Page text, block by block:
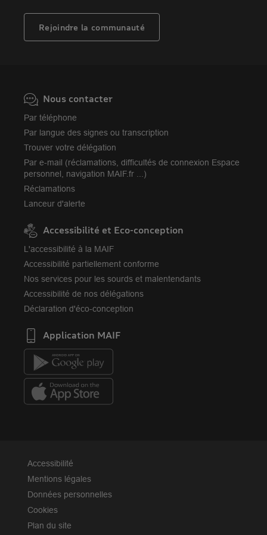
MAIF Impact
Assurance vie
Plan d'épargne retraite (PER)
Rejoindre la communauté
Nous contacter
Par téléphone
Par langue des signes ou transcription
Trouver votre délégation
Par e-mail (réclamations, difficultés de connexion Espace
personnel, navigation MAIF.fr ...)
Réclamations
Lanceur d'alerte
Accessibilité et Eco-conception
L'accessibilité à la MAIF
Accessibilité partiellement conforme
Nos services pour les sourds et malentendants
Accessibilité de nos délégations
Déclaration d'éco-conception
Application MAIF
Accessibilité
Mentions légales
Données personnelles
Cookies
Plan du site